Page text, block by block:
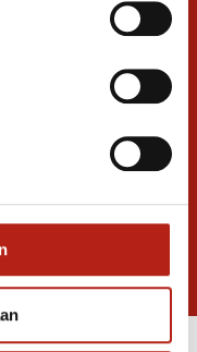
en
Inschrijven voor